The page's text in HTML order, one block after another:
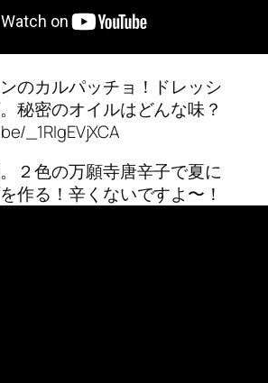
のカルパッチョ！ドレッシ
秘密のオイルはどんな味？
_1RIgEVjXCA
２色の万願寺唐辛子で夏に
作る！辛くないですよ〜！